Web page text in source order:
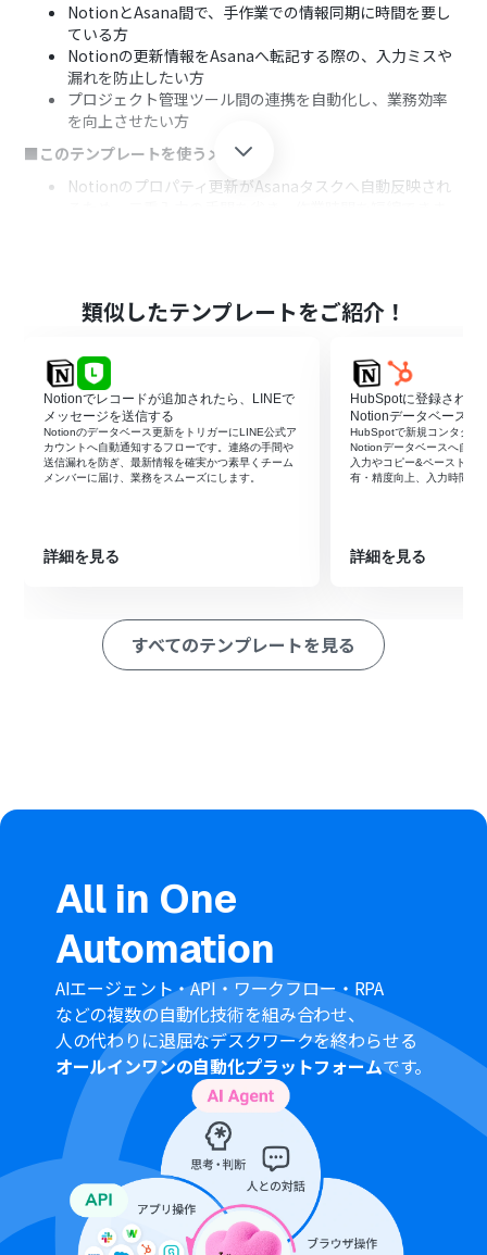
NotionとAsana間で、手作業での情報同期に時間を要し
ている方
Notionの更新情報をAsanaへ転記する際の、入力ミスや
漏れを防止したい方
プロジェクト管理ツール間の連携を自動化し、業務効率
を向上させたい方
■このテンプレートを使うメリット
Notionのプロパティ更新がAsanaタスクへ自動反映され
■フローボットの流れ
はじめに、NotionとAsanaをYoomと連携します。
次に、トリガーでNotionの「ページのプロパティが更新
されたら（Webhook）」というアクションを設定しま
す。この設定により、指定したNotionのデータベースで
ページのプロパティが変更されたことを検知します。
最後に、Asanaの「タスクを更新」アクションを選択しま
す。Notionのトリガーで取得した情報（更新されたプロ
※「トリガー」：フロー起動のきっかけとなるアクション、「オ
■このワークフローのカスタムポイント
「タスクを更新」では、Notionから取得したどの情報を
い。
類似したテンプレートをご紹介！
Notionでレコードが追加されたら、LINEで
メッセージを送信する
Notionのデータベース更新をトリガーにLINE公式ア
カウントへ自動通知するフローです。連絡の手間や
送信漏れを防ぎ、最新情報を確実かつ素早くチーム
メンバーに届け、業務をスムーズにします。
詳細を見る
HubSpotに登録された
Notionデータベースへ
HubSpotで新規コンタクト
Notionデータベースへ自動
入力やコピー&ペーストを
有・精度向上、入力時間の
詳細を見る
すべてのテンプレートを見る
All in One
Automation
AIエージェント・API・ワークフロー・RPA
などの複数の自動化技術を組み合わせ、
人の代わりに退屈なデスクワークを終わらせる
オールインワンの自動化プラットフォームです。